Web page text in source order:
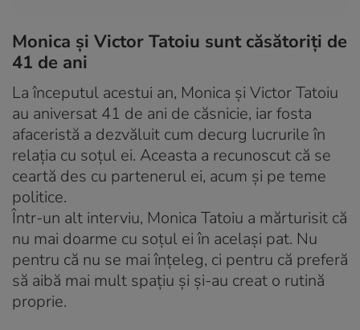
Monica și Victor Tatoiu sunt căsătoriți de
41 de ani
La începutul acestui an, Monica și Victor Tatoiu
au aniversat 41 de ani de căsnicie, iar fosta
afaceristă a dezvăluit cum decurg lucrurile în
relația cu soțul ei. Aceasta a recunoscut că se
ceartă des cu partenerul ei, acum și pe teme
politice.
Într-un alt interviu, Monica Tatoiu a mărturisit că
nu mai doarme cu soțul ei în același pat. Nu
pentru că nu se mai înțeleg, ci pentru că preferă
să aibă mai mult spațiu și și-au creat o rutină
proprie.